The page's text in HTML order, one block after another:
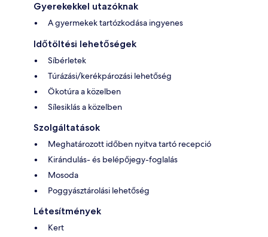
Gyerekekkel utazóknak
A gyermekek tartózkodása ingyenes
Időtöltési lehetőségek
Síbérletek
Túrázási/kerékpározási lehetőség
Ökotúra a közelben
Sílesiklás a közelben
Szolgáltatások
Meghatározott időben nyitva tartó recepció
Kirándulás- és belépőjegy-foglalás
Mosoda
Poggyásztárolási lehetőség
Létesítmények
Kert